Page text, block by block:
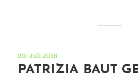
20. Juli 2018
PATRIZIA BAUT